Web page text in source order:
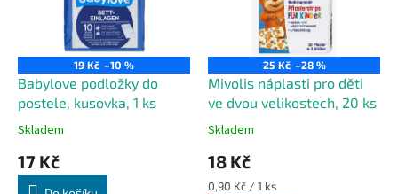
19 Kč –10 %
Babylove podložky do
postele, kusovka, 1 ks
Skladem
17 Kč
25 Kč –28 %
Mivolis náplasti pro děti
ve dvou velikostech, 20 ks
Skladem
18 Kč
Měrná
0,90 Kč / 1 ks